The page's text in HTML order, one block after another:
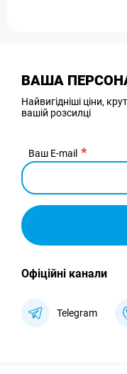
ВАША
Найвигідніші ціни,
вашій розсилці
Ваш E-mail
Офіційні канали
Telegram